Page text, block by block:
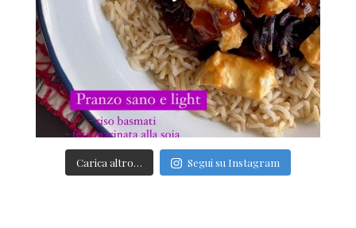
Carica altro… Segui su Instagram